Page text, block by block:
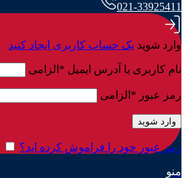
021-33925411
وارد شوید یک حساب کاربری ایجاد کنید
نام کاربری یا آدرس ایمیل * الزامی
رمز عبور * الزامی
وارد شوید
رمز عبور خود را فراموش کرده اید؟
منو